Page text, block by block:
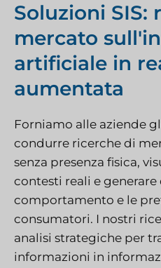
Soluzioni SIS:
mercato
artificiale in
aumentata
Forniamo alle aziende
condurre ricerche di
senza presenza fisica,
contesti reali e generare
comportamento e le
consumatori. I nostri
analisi strategiche per
informazioni in